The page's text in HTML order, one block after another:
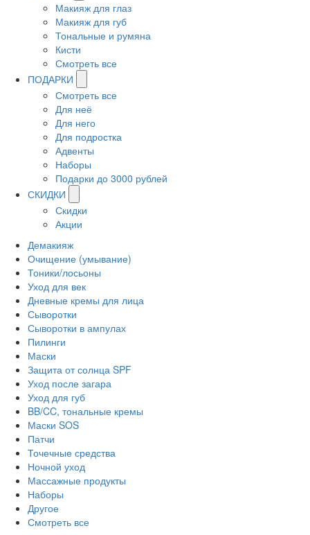
Макияж для глаз
Макияж для губ
Тональные и румяна
Кисти
Смотреть все
ПОДАРКИ
Смотреть все
Для неё
Для него
Для подростка
Адвенты
Наборы
Подарки до 3000 рублей
СКИДКИ
Скидки
Акции
Демакияж
Очищение (умывание)
Тоники/лосьоны
Уход для век
Дневные кремы для лица
Сыворотки
Сыворотки в ампулах
Пилинги
Маски
Защита от солнца SPF
Уход после загара
Уход для губ
BB/CC, тональные кремы
Маски SOS
Патчи
Точечные средства
Ночной уход
Массажные продукты
Наборы
Другое
Смотреть все